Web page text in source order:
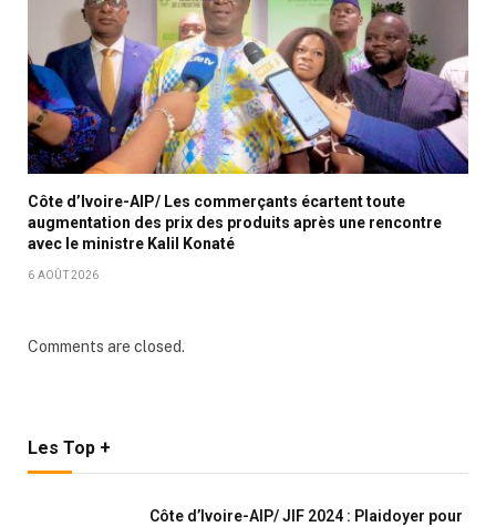
Côte d’Ivoire-AIP/ Les commerçants écartent toute
augmentation des prix des produits après une rencontre
avec le ministre Kalil Konaté
6 AOÛT 2026
Comments are closed.
Les Top +
Côte d’Ivoire-AIP/ JIF 2024 : Plaidoyer pour